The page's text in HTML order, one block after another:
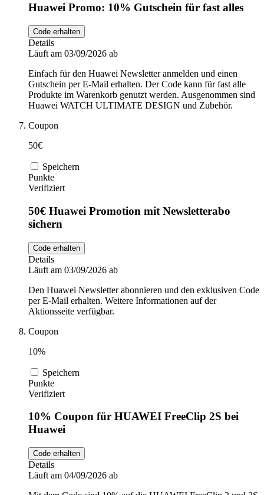
Huawei Promo: 10% Gutschein für fast alles
Code erhalten
Details
Läuft am 03/09/2026 ab
Einfach für den Huawei Newsletter anmelden und einen
Gutschein per E-Mail erhalten. Der Code kann für fast alle
Produkte im Warenkorb genutzt werden. Ausgenommen sind
Huawei WATCH ULTIMATE DESIGN und Zubehör.
Coupon
50€
Speichern
Punkte
Verifiziert
50€ Huawei Promotion mit Newsletterabo
sichern
Code erhalten
Details
Läuft am 03/09/2026 ab
Den Huawei Newsletter abonnieren und den exklusiven Code
per E-Mail erhalten. Weitere Informationen auf der
Aktionsseite verfügbar.
Coupon
10%
Speichern
Punkte
Verifiziert
10% Coupon für HUAWEI FreeClip 2S bei
Huawei
Code erhalten
Details
Läuft am 04/09/2026 ab